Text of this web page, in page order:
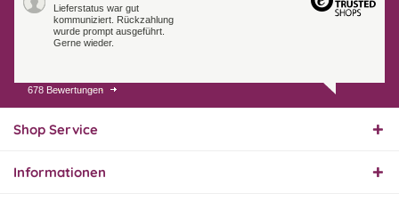
Lieferstatus war gut
kommuniziert. Rückzahlung
wurde prompt ausgeführt.
Gerne wieder.
07.08.26
Endlich das richtige
678 Bewertungen
Shop Service
Informationen